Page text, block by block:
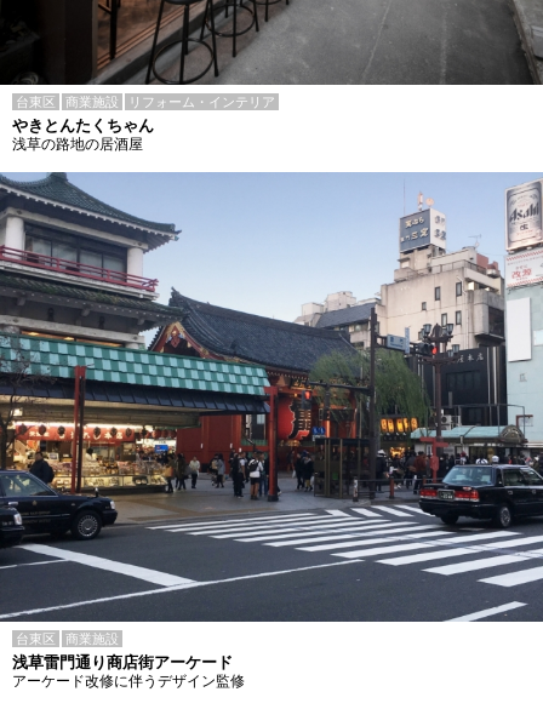
台東区 商業施設 リフォーム・インテリア
やきとんたくちゃん
浅草の路地の居酒屋
台東区 商業施設
浅草雷門通り商店街アーケード
アーケード改修に伴うデザイン監修